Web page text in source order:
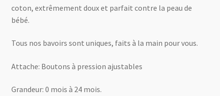
coton, extrêmement doux et parfait contre la peau de
bébé.
Tous nos bavoirs sont uniques, faits à la main pour vous.
Attache: Boutons à pression ajustables
Grandeur: 0 mois à 24 mois.